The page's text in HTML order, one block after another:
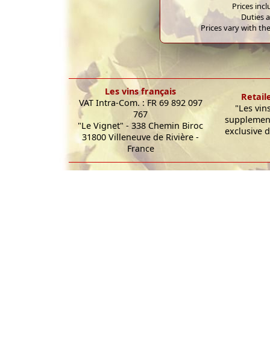
Prices
Duties
Prices vary with
Les vins français
VAT Intra-Com. : FR 69 892 097
767
"Le Vignet" - 338 Chemin Biroc
31800 Villeneuve de Rivière -
France
"Les
exclusive